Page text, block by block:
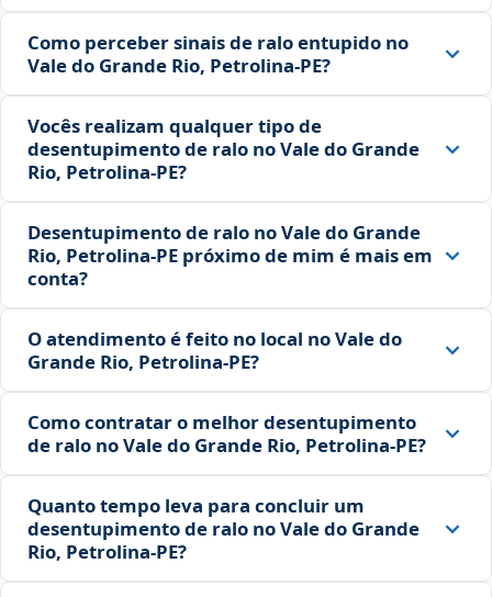
Como perceber sinais de ralo entupido no
Vale do Grande Rio, Petrolina‑PE?
Vocês realizam qualquer tipo de
desentupimento de ralo no Vale do Grande
Rio, Petrolina‑PE?
Desentupimento de ralo no Vale do Grande
Rio, Petrolina‑PE próximo de mim é mais em
conta?
O atendimento é feito no local no Vale do
Grande Rio, Petrolina‑PE?
Como contratar o melhor desentupimento
de ralo no Vale do Grande Rio, Petrolina‑PE?
Quanto tempo leva para concluir um
desentupimento de ralo no Vale do Grande
Rio, Petrolina‑PE?